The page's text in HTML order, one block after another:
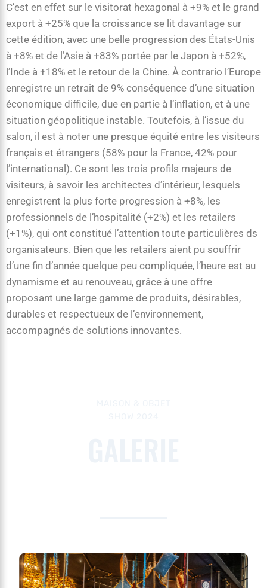
C’est en effet sur le visitorat hexagonal à +9% et le grand
export à +25% que la croissance se lit davantage sur
cette édition, avec une belle progression des États-Unis
à +8% et de l’Asie à +83% portée par le Japon à +52%,
l’Inde à +18% et le retour de la Chine. À contrario l’Europe
enregistre un retrait de 9% conséquence d’une situation
économique difficile, due en partie à l’inflation, et à une
situation géopolitique instable. Toutefois, à l’issue du
salon, il est à noter une presque équité entre les visiteurs
français et étrangers (58% pour la France, 42% pour
l’international). Ce sont les trois profils majeurs de
visiteurs, à savoir les architectes d’intérieur, lesquels
enregistrent la plus forte progression à +8%, les
professionnels de l’hospitalité (+2%) et les retailers
(+1%), qui ont constitué l’attention toute particulières ds
organisateurs. Bien que les retailers aient pu souffrir
d’une fin d’année quelque peu compliquée, l’heure est au
dynamisme et au renouveau, grâce à une offre
proposant une large gamme de produits, désirables,
durables et respectueux de l’environnement,
accompagnés de solutions innovantes.